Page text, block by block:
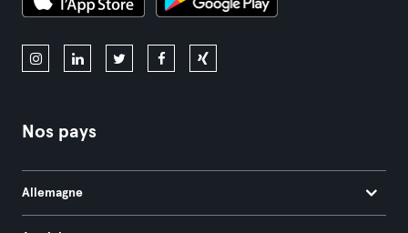
Nos pays
Allemagne